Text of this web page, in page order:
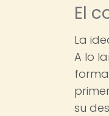
El
La
A lo
su